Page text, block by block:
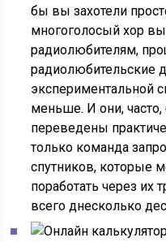
бы вы захотели
многоголосый хор
радиолюбителям,
радиолюбительские
экспериментальной
меньше. И они,
переведены
только команда
спутников, которые
поработать через их
всего днесколько